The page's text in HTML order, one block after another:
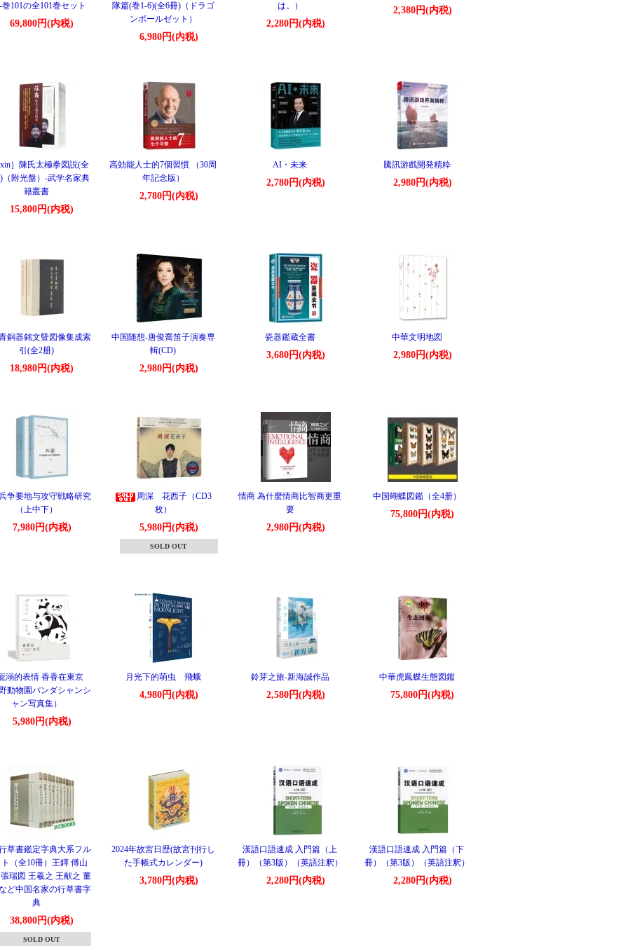
101の全101巻セット
69,800円(内税)
隊篇(巻1-6)(全6冊)（ドラゴ
ンボールゼット）
6,980円(内税)
は。）
2,280円(内税)
2,380円(内税)
］陳氏太極拳図説(全
（附光盤）-武学名家典
籍叢書
15,800円(内税)
高効能人士的7個習慣 （30周
年記念版）
2,780円(内税)
AI・未来
2,780円(内税)
騰訊游戲開発精粋
2,980円(内税)
銅器銘文曁図像集成索
引(全2册)
18,980円(内税)
中国随想-唐俊喬笛子演奏専
輯(CD)
2,980円(内税)
瓷器鑑蔵全書
3,680円(内税)
中華文明地図
2,980円(内税)
争要地与攻守戦略研究
（上中下）
7,980円(内税)
周深 花西子（CD3
枚）
5,980円(内税)
SOLD OUT
情商 為什麼情商比智商更重
要
2,980円(内税)
中国蝴蝶図鑑（全4册）
75,800円(内税)
溺的表情 香香在東京
動物園パンダシャンシ
ャン写真集）
5,980円(内税)
月光下的萌虫 飛蛾
4,980円(内税)
鈴芽之旅-新海誠作品
2,580円(内税)
中華虎鳳蝶生態図鑑
75,800円(内税)
草書鑑定字典大系フル
（全10冊）王鐸 傅山
瑞図 王羲之 王献之 董
ど中国名家の行草書字
典
38,800円(内税)
SOLD OUT
2024年故宮日歴(故宮刊行し
た手帳式カレンダー)
3,780円(内税)
漢語口語速成 入門篇（上
冊）（第3版）（英語注釈）
2,280円(内税)
漢語口語速成 入門篇（下
冊）（第3版）（英語注釈）
2,280円(内税)